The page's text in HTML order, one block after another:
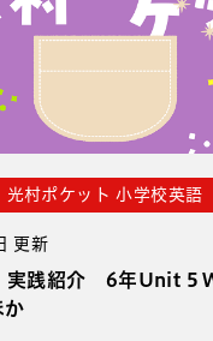
光村ポケット 小学校英語
更新
実践紹介 6年Unit 5